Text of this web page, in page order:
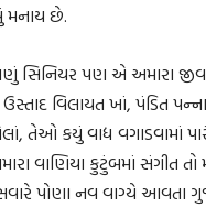
મનાય છે.
સિનિયર પણ એ અમારા
વિલાયત ખાં, પંડિત
તેઓ કયું વાદ્ય વગાડવામાં
વાણિયા કુટુંબમાં સંગીત તો
પોણા નવ વાગ્યે આવતા